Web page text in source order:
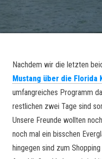
Nachdem wir die letzten
Mustang über die Florida
umfangreiches Programm
restlichen zwei Tage sind
Unsere Freunde wollten
noch mal ein bisschen
hingegen sind zum